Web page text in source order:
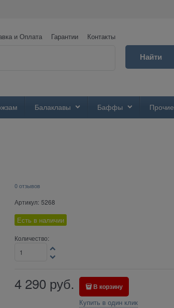
и Оплата Гарантии Контакты
Найти
Балаклавы Баффы Прочие
0 отзывов
Артикул: 5268
Есть в наличии
Количество:
4 290 руб. В корзину
Купить в один клик